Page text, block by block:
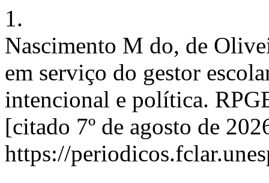
1.
Nascimento M do, de
em serviço do gestor
intencional e política.
[citado 7º de agosto de
https://